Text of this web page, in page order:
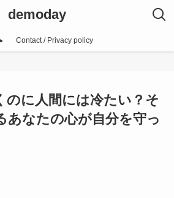
demoday
Contact / Privacy policy
のに人間には冷たい？そ
あなたの心が自分を守っ